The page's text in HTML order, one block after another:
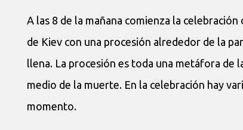
A las 8 de la mañana comienza la
de Kiev con una procesión alrededor de la
llena. La procesión es toda una metáfora de
medio de la muerte. En la celebración hay
momento.